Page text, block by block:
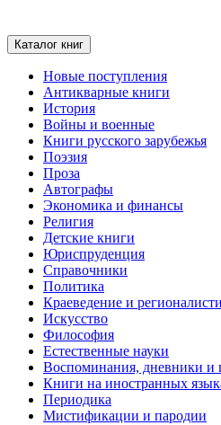
Каталог книг
Новые поступления
Антикварные книги
История
Войны и военные
Книги русского зарубежья
Поэзия
Проза
Автографы
Экономика и финансы
Религия
Детские книги
Юриспруденция
Справочники
Политика
Краеведение и
Искусство
Философия
Естественные науки
Воспоминания, дневники и
Книги на иностранных
Периодика
Мистификации и пародии